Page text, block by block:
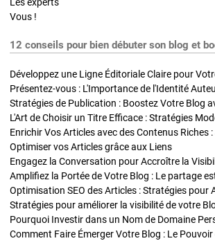
Vous !
12 conseils pour bien débuter son blog et
Développez une Ligne Éditoriale Claire pour
Présentez-vous : L'Importance de l'Identité
L'Art de Choisir un Titre Efficace : Stratégies
Optimiser vos Articles grâce aux Liens
Engagez la Conversation pour Accroître la
Amplifiez la Portée de Votre Blog : Le partage